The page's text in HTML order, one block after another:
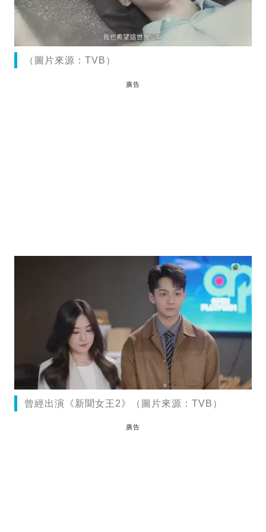
（圖片來源：TVB）
廣告
曾經出演《新聞女王2》（圖片來源：TVB）
廣告